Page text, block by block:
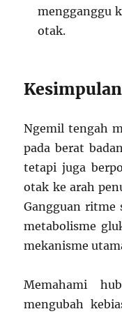
mengganggu
otak.
Kesimpulan
Ngemil tengah
pada berat
tetapi juga
otak ke arah
Gangguan ritme
metabolisme
mekanisme
Memahami
mengubah